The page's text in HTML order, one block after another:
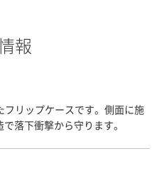
報
フリップケースです。側面に施
落下衝撃から守ります。